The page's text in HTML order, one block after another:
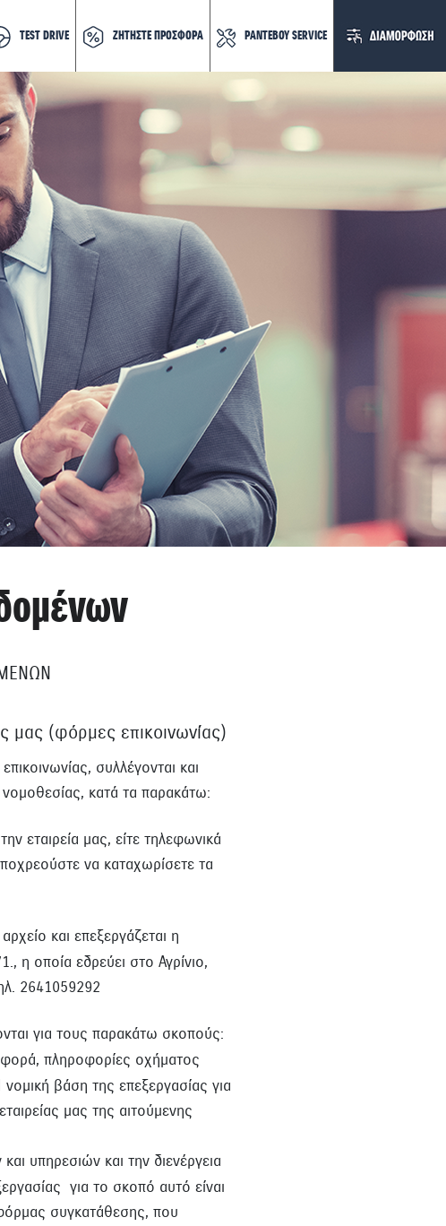
TEST DRIVE ΖΗΤΗΣΤΕ ΠΡΟΣΦΟΡΑ ΡΑΝΤΕΒΟΥ SERVICE
μας (φόρμες επικοινωνίας)
συλλέγονται και
νομοθεσίας, κατά τα παρακάτω:
εταιρεία μας, είτε τηλεφωνικά
να καταχωρίσετε τα
και επεξεργάζεται η
οποία εδρεύει στο Αγρίνιο,
2641059292
για τους παρακάτω σκοπούς:
πληροφορίες οχήματος
βάση της επεξεργασίας για
μας της αιτούμενης
υπηρεσιών και την διενέργεια
για το σκοπό αυτό είναι
συγκατάθεσης, που